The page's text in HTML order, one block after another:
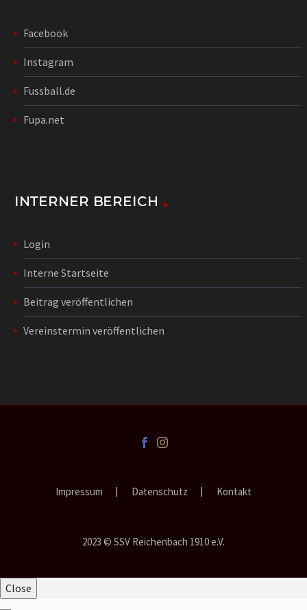
Facebook
Instagram
Fussball.de
Fupa.net
INTERNER BEREICH
Login
Interne Startseite
Beitrag veröffentlichen
Vereinstermin veröffentlichen
Impressum Datenschutz Kontakt
2023 © SSV Reichenbach 1910 e.V.
Close